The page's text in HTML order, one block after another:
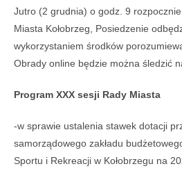
Jutro (2 grudnia) o godz. 9
Miasta Kołobrzeg, Posiedzenie
wykorzystaniem środków
Obrady online będzie można śledzić
Program XXX sesji Rady Miasta
-w sprawie ustalenia stawek dotacji
samorządowego zakładu
Sportu i Rekreacji w Kołobrzegu na